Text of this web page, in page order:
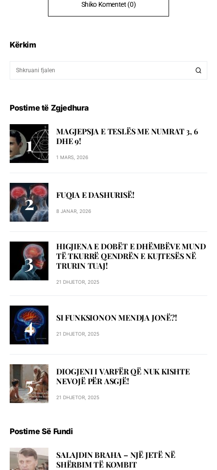
Shiko Komentet (0)
Kërkim
Postime të Zgjedhura
MAGJEPSJA E TESLËS ME NUMRAT 3, 6
DHE 9!
1 MARS, 2026
FUQIA E DASHURISË!
8 JANAR, 2026
HIGJIENA E DOBËT E DHËMBËVE MUND
TË TKURRË QENDRËN E KUJTESËS NË
TRURIN TUAJ!
21 DHJETOR, 2025
SI FUNKSIONON MENDJA JONË?!
21 DHJETOR, 2025
DIOGJENI I VARFËR QË NUK KISHTE
NEVOJË PËR ASGJË!
21 DHJETOR, 2025
Postime Së Fundi
SALAJDIN BRAHA – NJЁ JETЁ NЁ
SHЁRBIM TЁ KOMBIT